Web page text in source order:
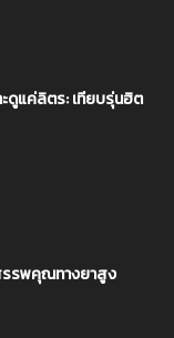
ดูแค่ลิตร: เทียบรุ่นฮิต
รรพคุณทางยาสูง